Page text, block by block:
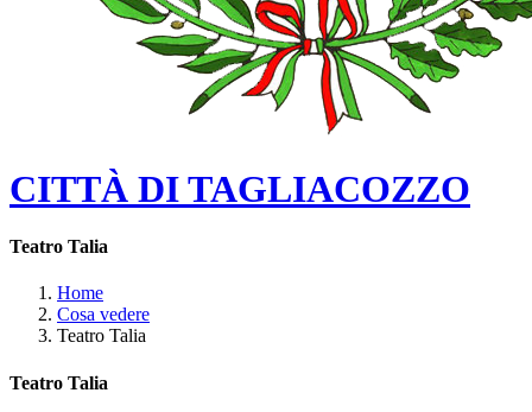
CITTÀ DI TAGLIACOZZO
Teatro Talia
Home
Cosa vedere
Teatro Talia
Teatro Talia